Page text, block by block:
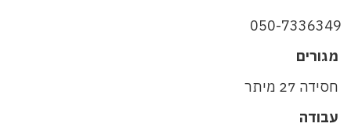
050-7336349
מגורים
חסידה 27 מיתר
עבודה